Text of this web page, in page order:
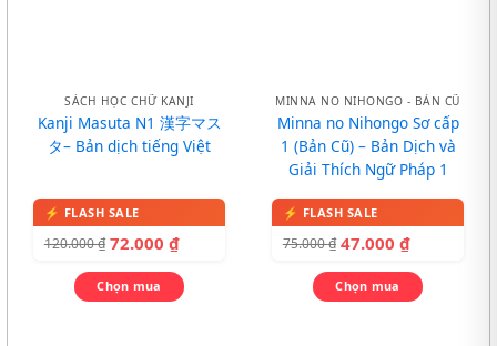
SÁCH HỌC CHỮ KANJI
Kanji Masuta N1 漢字マス
タ– Bản dịch tiếng Việt
120.000₫ 72.000 ₫
Chọn mua
MINNA NO NIHONGO - BẢN CŨ
Minna no Nihongo Sơ cấp
1 (Bản Cũ) – Bản Dịch và
Giải Thích Ngữ Pháp 1
75.000₫ 47.000 ₫
Chọn mua